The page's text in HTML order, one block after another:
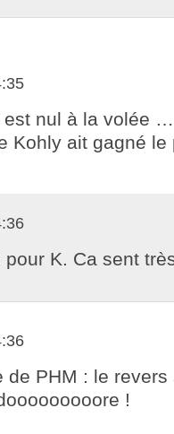
nul à la volée …
Kohly ait gagné le
K. Ca sent
de PHM : le revers
!